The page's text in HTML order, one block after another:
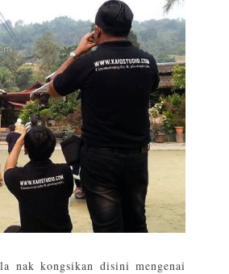
nak kongsikan disini mengenai